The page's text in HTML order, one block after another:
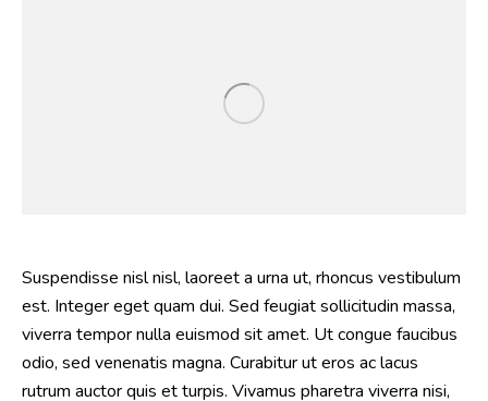
Suspendisse nisl nisl, laoreet a urna ut, rhoncus vestibulum
est. Integer eget quam dui. Sed feugiat sollicitudin massa,
viverra tempor nulla euismod sit amet. Ut congue faucibus
odio, sed venenatis magna. Curabitur ut eros ac lacus
rutrum auctor quis et turpis. Vivamus pharetra viverra nisi,